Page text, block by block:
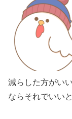
減らした方がい
ならそれでいい